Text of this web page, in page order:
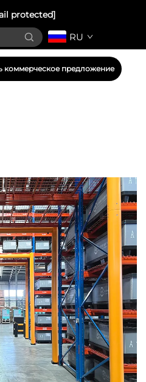
protected]
RU
коммерческое предложение